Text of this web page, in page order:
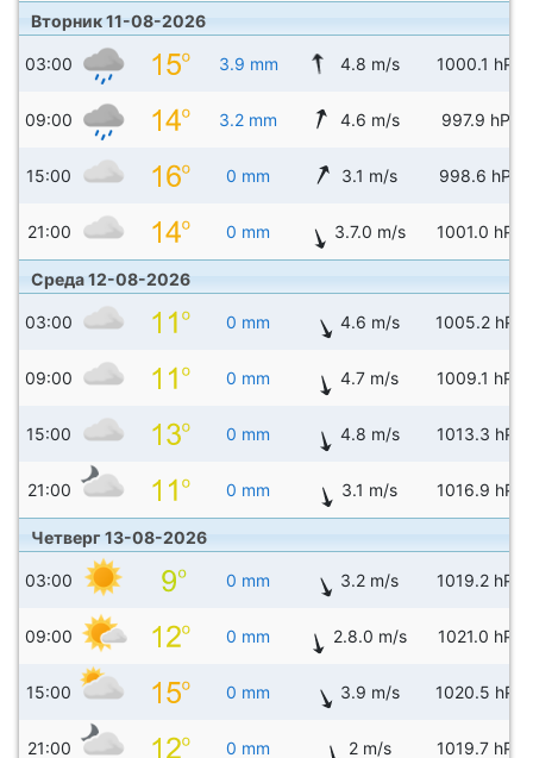
Вторник 11-08-2026
03:00 3.9 mm 4.8 m/s 1000.1 hPa
09:00 3.2 mm 4.6 m/s 997.9 hPa
15:00 0 mm 3.1 m/s 998.6 hPa
21:00 0 mm 3.7.0 m/s 1001.0 hPa
Среда 12-08-2026
03:00 0 mm 4.6 m/s 1005.2 hPa
09:00 0 mm 4.7 m/s 1009.1 hPa
15:00 0 mm 4.8 m/s 1013.3 hPa
21:00 0 mm 3.1 m/s 1016.9 hPa
Четверг 13-08-2026
03:00 0 mm 3.2 m/s 1019.2 hPa
09:00 0 mm 2.8.0 m/s 1021.0 hPa
15:00 0 mm 3.9 m/s 1020.5 hPa
21:00 0 mm 2 m/s 1019.7 hPa